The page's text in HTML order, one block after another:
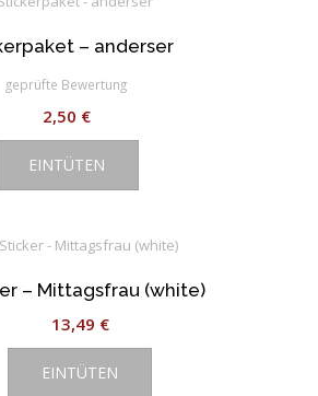
– anderser
geprüfte Bewertung
2,50 €
EINTÜTEN
– Mittagsfrau (white)
13,49 €
EINTÜTEN